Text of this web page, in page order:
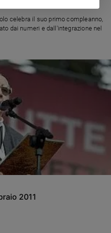
celebra il suo primo compleanno,
dai numeri e dall'integrazione nel
2011